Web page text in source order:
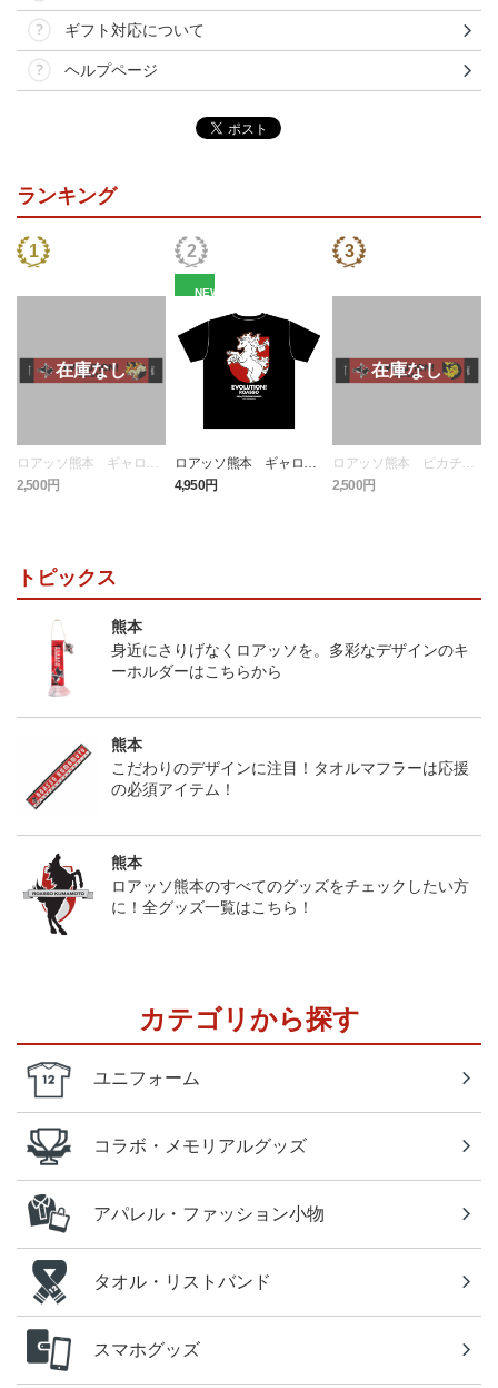
ギフト対応について
ヘルプページ
ランキング
ロアッソ熊本 ギャロッ
プ タオルマフラー
2,500円
NEW
ロアッソ熊本 ギャロッ
プ Tシャツ BLACK
4,950円
ロアッソ熊本 ピカチュ
ウ タオルマフラー
2,500円
トピックス
熊本
身近にさりげなくロアッソを。多彩なデザインのキ
ーホルダーはこちらから
熊本
こだわりのデザインに注目！タオルマフラーは応援
の必須アイテム！
熊本
ロアッソ熊本のすべてのグッズをチェックしたい方
に！全グッズ一覧はこちら！
カテゴリから探す
ユニフォーム
コラボ・メモリアルグッズ
アパレル・ファッション小物
タオル・リストバンド
スマホグッズ